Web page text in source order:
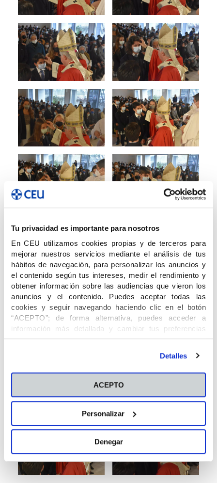
Tu privacidad es importante para nosotros
En CEU utilizamos cookies propias y de terceros para
mejorar nuestros servicios mediante el análisis de tus
hábitos de navegación, para personalizar los anuncios y
el contenido según tus intereses, medir el rendimiento y
obtener información sobre las audiencias que vieron los
anuncios y el contenido. Puedes aceptar todas las
cookies y seguir navegando haciendo clic en el botón
“ACEPTO”; de forma alternativa, puedes acceder a
información más detallada y cambiar tus preferencias
antes de otorgar o negar tu consentimiento haciendo clic
Detalles
ACEPTO
Personalizar
Denegar